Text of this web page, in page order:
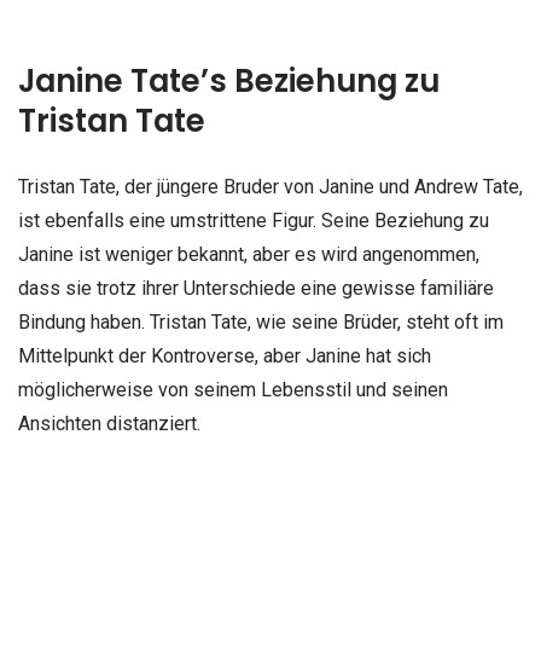
Janine Tate’s Beziehung zu
Tristan Tate
Tristan Tate, der jüngere Bruder von Janine und Andrew Tate,
ist ebenfalls eine umstrittene Figur. Seine Beziehung zu
Janine ist weniger bekannt, aber es wird angenommen,
dass sie trotz ihrer Unterschiede eine gewisse familiäre
Bindung haben. Tristan Tate, wie seine Brüder, steht oft im
Mittelpunkt der Kontroverse, aber Janine hat sich
möglicherweise von seinem Lebensstil und seinen
Ansichten distanziert.